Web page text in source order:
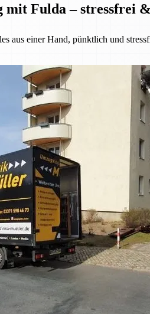
mit Fulda – stressfrei
aus einer Hand, pünktlich und